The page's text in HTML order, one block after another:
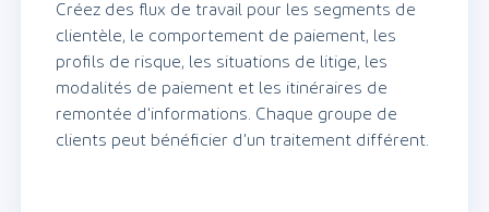
Créez des flux de travail pour les segments de
clientèle, le comportement de paiement, les
profils de risque, les situations de litige, les
modalités de paiement et les itinéraires de
remontée d'informations. Chaque groupe de
clients peut bénéficier d'un traitement différent.